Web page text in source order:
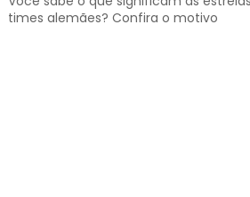
times alemães? Confira o motivo